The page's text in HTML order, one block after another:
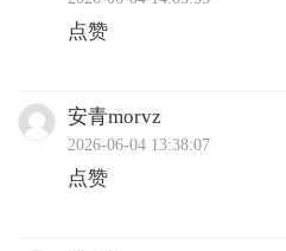
点赞
安青morvz
2026-06-04 13:38:07
点赞